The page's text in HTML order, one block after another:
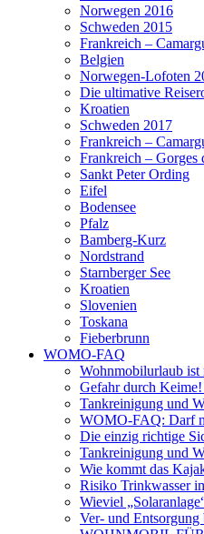
Norwegen 2016
Schweden 2015
Frankreich –
Belgien
Norwegen-Lofoten
Die ultimative
Kroatien
Schweden 2017
Frankreich –
Frankreich – Gorges
Sankt Peter Ording
Eifel
Bodensee
Pfalz
Bamberg-Kurz
Nordstrand
Starnberger See
Kroatien
Slovenien
Toskana
Fieberbrunn
WOMO-FAQ
Wohnmobilurlaub ist
Gefahr durch
Tankreinigung und
WOMO-FAQ: Darf
Die einzig richtige
Tankreinigung und
Wie kommt das
Risiko Trinkwasser
Wieviel
Ver- und